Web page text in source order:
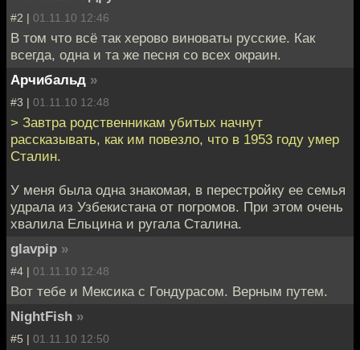
#2 | 01.11.10 12:46
В том что всё так херово виноваты русские. Как
всегда, одна и та же песня со всех окраин.
Арчибальд »
#3 | 01.11.10 12:48
> Завтра родственникам убитых начнут
рассказывать, как им повезло, что в 1953 году умер
Сталин.
У меня была одна знакомая, в перестройку ее семья
удрала из Узбекистана от погромов. При этом очень
хвалила Ельцина и ругала Сталина.
glavpip »
#4 | 01.11.10 12:48
Вот тебе и Мексика с Гондурасом. Верным путем.
NightFish »
#5 | 01.11.10 12:50